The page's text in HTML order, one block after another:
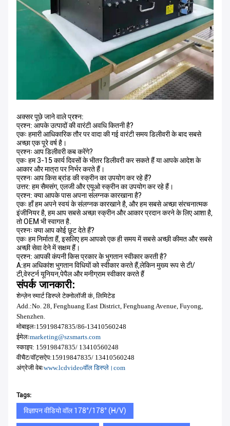
अक्सर पूछे जाने वाले प्रश्न:
प्रश्न: आपके उत्पादों की वारंटी अवधि कितनी है?
एकः हमारी आधिकारिक तौर पर वादा की गई वारंटी समय डिलीवरी के बाद सबसे
अच्छा एक पूरे वर्ष है।
प्रश्नः आप डिलीवरी कब करेंगे?
एकः हम 3-15 कार्य दिवसों के भीतर डिलीवरी कर सकते हैं या आपके आदेश के
आकार और मात्रा पर निर्भर करते हैं।
प्रश्नः आप किस ब्रांड की स्क्रीन का उपयोग कर रहे हैं?
उत्तर: हम सैमसंग, एलजी और एयूओ स्क्रीन का उपयोग कर रहे हैं।
प्रश्न: क्या आपके पास अपना संलग्नक कारखाना है?
एकः हाँ हम अपने स्वयं के संलग्नक कारखाने है, और हम सबसे अच्छा संरचनात्मक
इंजीनियर है, हम आप सबसे अच्छा स्क्रीन और आकार प्रदान करने के लिए आशा है,
तो OEM भी स्वागत है.
प्रश्नः क्या आप कोई छूट देते हैं?
एकः हम निर्माता हैं, इसलिए हम आपको एक ही समय में सबसे अच्छी कीमत और सबसे
अच्छी सेवा देने में सक्षम हैं।
प्रश्न: आपकी कंपनी किस प्रकार के भुगतान स्वीकार करती है?
A:हम अधिकांश भुगतान विधियों को स्वीकार करते हैं,लेकिन मुख्य रूप से टी/
टी,वेस्टर्न यूनियन,पेपैल और मनीग्राम स्वीकार करते हैं
संपर्क जानकारी:
शेन्ज़ेन स्मार्ट डिस्प्ले टेक्नोलॉजी कं, लिमिटेड
Add.:No. 28, Fenghuang East District, Fenghuang Avenue, Fuyong,
Shenzhen.
मोबाइलः15919847835/86-13410560248
ईमेलःmarketing@szsmarts.com
स्काइप: 15919847835/ 13410560248
वीचैट/वॉट्सऐप:15919847835/ 13410560248
अंग्रेजी वेबःwww.lcdvideoवॉल डिस्प्ले। com
Tags:
विज्ञापन वीडियो वॉल 178°/178° (H/V)